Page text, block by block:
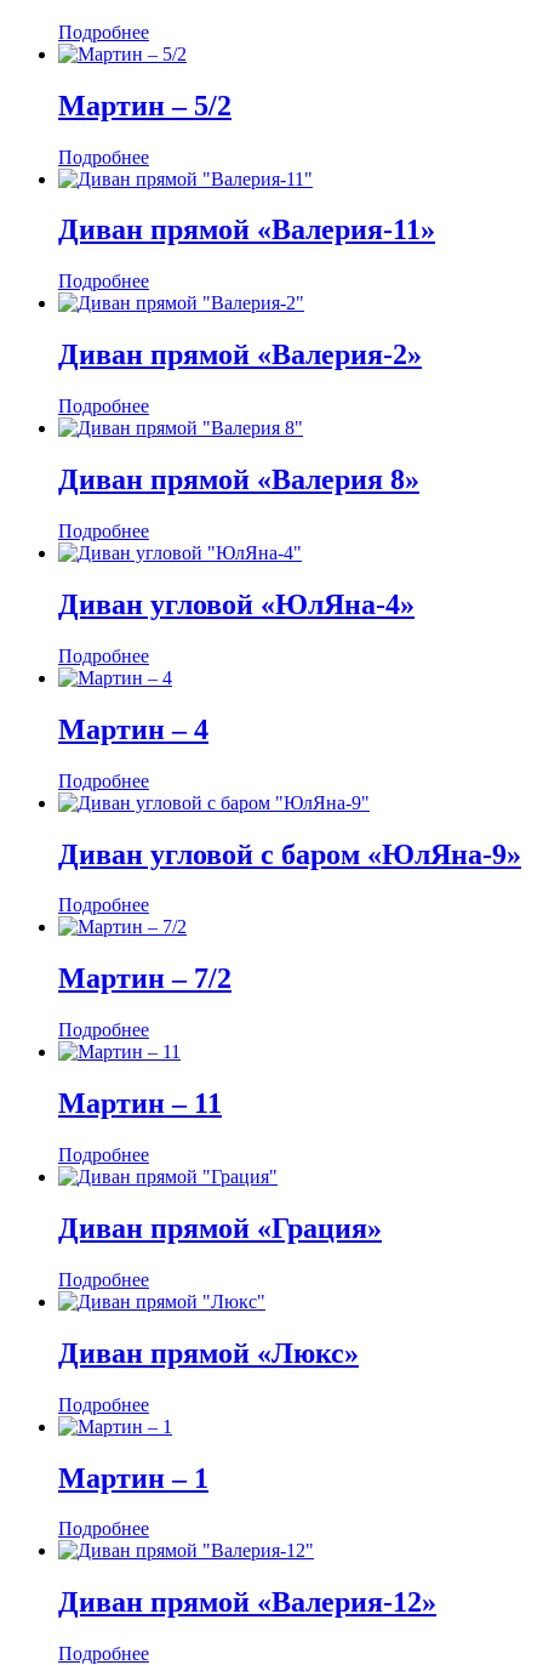
Подробнее
Мартин ‒ 5/2
Подробнее
Диван прямой «Валерия-11»
Подробнее
Диван прямой «Валерия-2»
Подробнее
Диван прямой «Валерия 8»
Подробнее
Диван угловой «ЮлЯна-4»
Подробнее
Мартин ‒ 4
Подробнее
Диван угловой с баром «ЮлЯна-9»
Подробнее
Мартин ‒ 7/2
Подробнее
Мартин ‒ 11
Подробнее
Диван прямой «Грация»
Подробнее
Диван прямой «Люкс»
Подробнее
Мартин ‒ 1
Подробнее
Диван прямой «Валерия-12»
Подробнее